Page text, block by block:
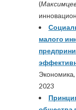
(
малого
2023